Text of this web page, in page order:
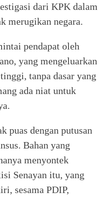
dari KPK dalam
merugikan negara.
pendapat oleh
yang mengeluarkan
tanpa dasar yang
ada niat untuk
puas dengan putusan
Bahan yang
menyontek
Senayan itu, yang
sesama PDIP,